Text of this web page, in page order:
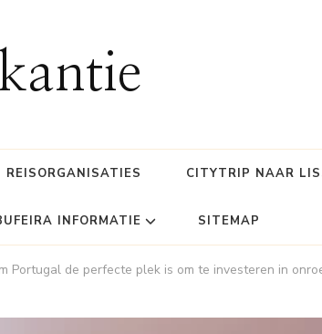
REISORGANISATIES CITYTRIP NAAR
INFORMATIE SITEMAP
Portugal de perfecte plek is om te investeren in